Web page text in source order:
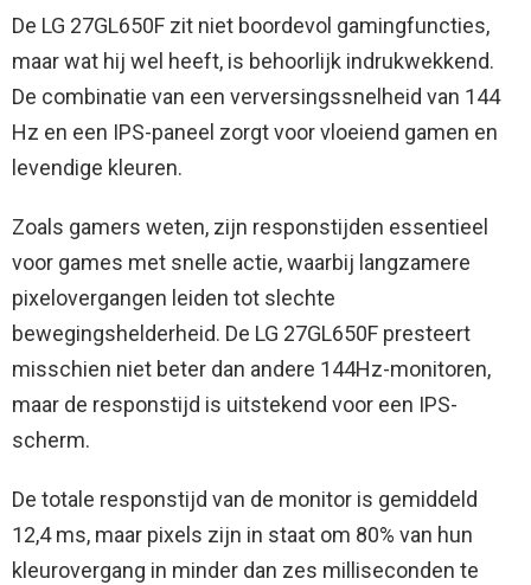
De LG 27GL650F zit niet boordevol gamingfuncties,
maar wat hij wel heeft, is behoorlijk indrukwekkend.
De combinatie van een verversingssnelheid van 144
Hz en een IPS-paneel zorgt voor vloeiend gamen en
levendige kleuren.
Zoals gamers weten, zijn responstijden essentieel
voor games met snelle actie, waarbij langzamere
pixelovergangen leiden tot slechte
bewegingshelderheid. De LG 27GL650F presteert
misschien niet beter dan andere 144Hz-monitoren,
maar de responstijd is uitstekend voor een IPS-
scherm.
De totale responstijd van de monitor is gemiddeld
12,4 ms, maar pixels zijn in staat om 80% van hun
kleurovergang in minder dan zes milliseconden te